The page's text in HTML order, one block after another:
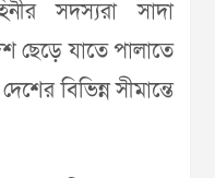
সদস্যরা সাদা
ছেড়ে যাতে পালাতে
বিভিন্ন সীমান্তে